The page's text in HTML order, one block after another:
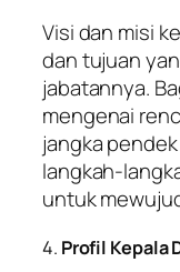
Visi dan misi
dan tujuan
jabatannya.
mengenai
jangka
langkah-
untuk
4. Profil Kepala